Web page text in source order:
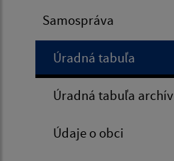
Samospráva
Úradná tabuľa
Úradná tabuľa archív
Údaje o obci